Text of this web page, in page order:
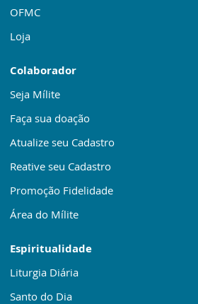
OFMC
Loja
Colaborador
Seja Mílite
Faça sua doação
Atualize seu Cadastro
Reative seu Cadastro
Promoção Fidelidade
Área do Mílite
Espiritualidade
Liturgia Diária
Santo do Dia